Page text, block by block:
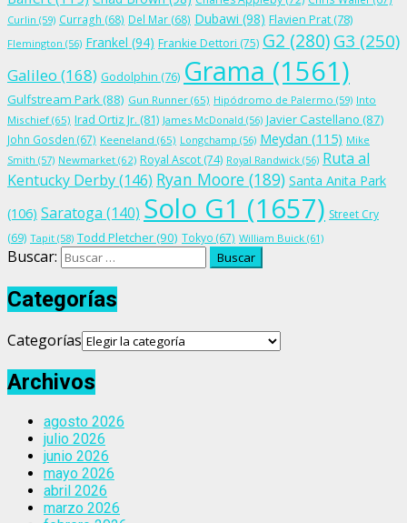
Curlin (59) Curragh (68) Del Mar (68) Dubawi (98) Flavien Prat (78)
Flemington (56) Frankel (94) Frankie Dettori (75) G2 (280)G3 (250)
Galileo (168) Godolphin (76) Grama (1561)
Gulfstream Park(88) Gun Runner (65) Hipódromo de Palermo (59) Into
Mischief (65) Irad Ortiz Jr. (81) James McDonald (56) Javier Castellano (87)
John Gosden (67) Keeneland (65) Longchamp (56) Meydan (115) Mike
Smith (57) Newmarket (62) Royal Ascot (74) Royal Randwick (56) Ruta al
Kentucky Derby(146) Ryan Moore (189) Santa Anita Park
(106) Saratoga (140) Solo G1 (1657) Street Cry
(69) Tapit (58) Todd Pletcher(90) Tokyo (67) William Buick (61)
Buscar:
Categorías
Categorías
Archivos
agosto 2026
julio 2026
junio 2026
mayo 2026
abril 2026
marzo 2026